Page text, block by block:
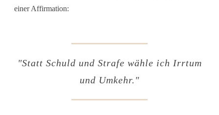
einer Affirmation:
"Statt Schuld und Strafe wähle ich Irrtum
und Umkehr."